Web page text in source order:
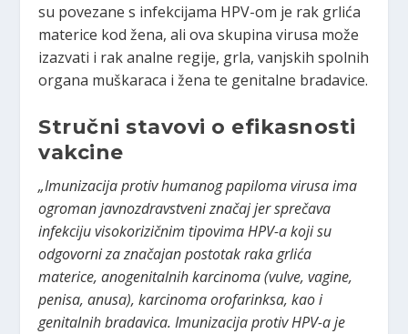
su povezane s infekcijama HPV-om je rak grlića
materice kod žena, ali ova skupina virusa može
izazvati i rak analne regije, grla, vanjskih spolnih
organa muškaraca i žena te genitalne bradavice.
Stručni stavovi o efikasnosti
vakcine
„Imunizacija protiv humanog papiloma virusa ima
ogroman javnozdravstveni značaj jer sprečava
infekciju visokorizičnim tipovima HPV-a koji su
odgovorni za značajan postotak raka grlića
materice, anogenitalnih karcinoma (vulve, vagine,
penisa, anusa), karcinoma orofarinksa, kao i
genitalnih bradavica. Imunizacija protiv HPV-a je